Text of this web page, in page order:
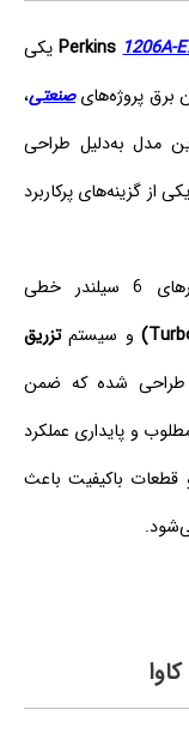
Perkins1206A-
یکی
برق پروژه‌هایصنعتی،
مدل به‌دلیل طراحی
از گزینه‌های پرکاربرد
خطی
و سیستمتزریق
طراحی شده که ضمن
و پایداری عملکرد
قطعات باکیفیت باعث